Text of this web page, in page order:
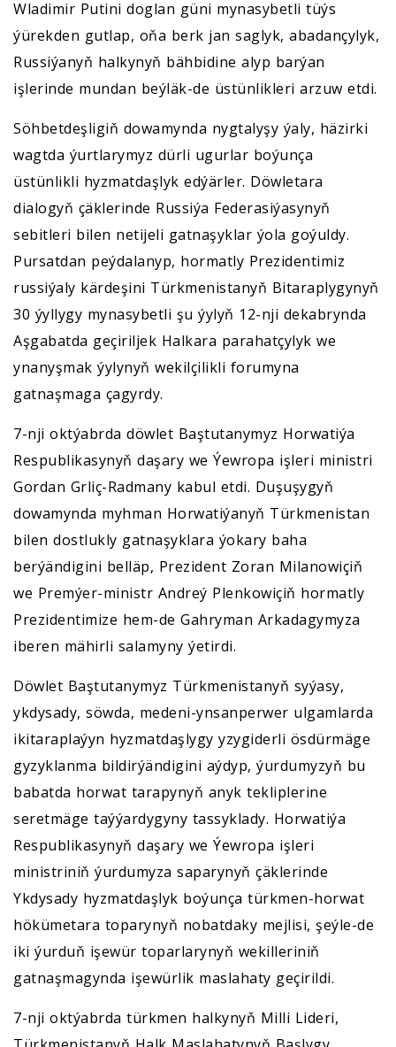
Wladimir Putini doglan güni mynasybetli tüýs
ýürekden gutlap, oňa berk jan saglyk, abadançylyk,
Russiýanyň halkynyň bähbidine alyp barýan
işlerinde mundan beýläk-de üstünlikleri arzuw etdi.
Söhbetdeşligiň dowamynda nygtalyşy ýaly, häzirki
wagtda ýurtlarymyz dürli ugurlar boýunça
üstünlikli hyzmatdaşlyk edýärler. Döwletara
dialogyň çäklerinde Russiýa Federasiýasynyň
sebitleri bilen netijeli gatnaşyklar ýola goýuldy.
Pursatdan peýdalanyp, hormatly Prezidentimiz
russiýaly kärdeşini Türkmenistanyň Bitaraplygynyň
30 ýyllygy mynasybetli şu ýylyň 12-nji dekabrynda
Aşgabatda geçiriljek Halkara parahatçylyk we
ynanyşmak ýylynyň wekilçilikli forumyna
gatnaşmaga çagyrdy.
7-nji oktýabrda döwlet Baştutanymyz Horwatiýa
Respublikasynyň daşary we Ýewropa işleri ministri
Gordan Grliç-Radmany kabul etdi. Duşuşygyň
dowamynda myhman Horwatiýanyň Türkmenistan
bilen dostlukly gatnaşyklara ýokary baha
berýändigini belläp, Prezident Zoran Milanowiçiň
we Premýer-ministr Andreý Plenkowiçiň hormatly
Prezidentimize hem-de Gahryman Arkadagymyza
iberen mähirli salamyny ýetirdi.
Döwlet Baştutanymyz Türkmenistanyň syýasy,
ykdysady, söwda, medeni-ynsanperwer ulgamlarda
ikitaraplaýyn hyzmatdaşlygy yzygiderli ösdürmäge
gyzyklanma bildirýändigini aýdyp, ýurdumyzyň bu
babatda horwat tarapynyň anyk tekliplerine
seretmäge taýýardygyny tassyklady. Horwatiýa
Respublikasynyň daşary we Ýewropa işleri
ministriniň ýurdumyza saparynyň çäklerinde
Ykdysady hyzmatdaşlyk boýunça türkmen-horwat
hökümetara toparynyň nobatdaky mejlisi, şeýle-de
iki ýurduň işewür toparlarynyň wekilleriniň
gatnaşmagynda işewürlik maslahaty geçirildi.
7-nji oktýabrda türkmen halkynyň Milli Lideri,